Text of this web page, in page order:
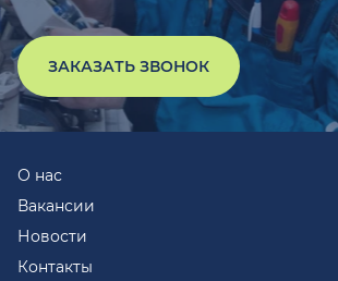
ЗАКАЗАТЬ ЗВОНОК
О нас
Вакансии
Новости
Контакты